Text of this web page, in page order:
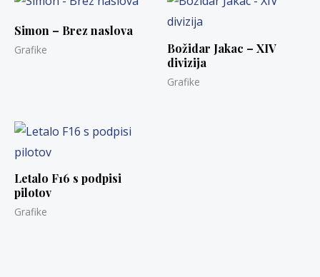
Simon – Brez naslova
Grafike
Božidar Jakac – XIV
divizija
Grafike
Letalo F16 s podpisi
pilotov
Grafike